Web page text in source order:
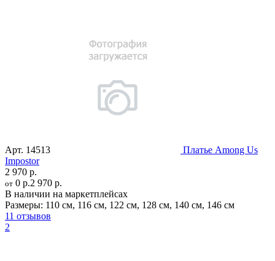
Арт. 14513
Платье Among Us
Impostor
2 970 р.
от 0 р.2 970 р.
В наличии на маркетплейсах
Размеры: 110 см, 116 см, 122 см, 128 см, 140 см, 146 см
11 отзывов
2